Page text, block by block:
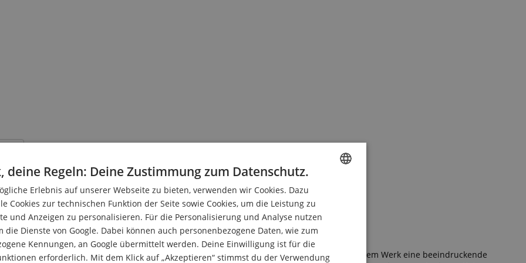
Tam Tams
Tams - Klanggewalt für die große Bühne!
in der Filmmusik oder bei modernen Kompositionen - Gongs und Tam Tams verleihen jedem Werk eine beeindruckende
DUTCH
deine Regeln: Deine Zustimmung zum Datenschutz.
Erlebnis auf unserer Webseite zu bieten, verwenden wir Cookies. Dazu
Cookies zur technischen Funktion der Seite sowie Cookies, um die Leistung zu
und Anzeigen zu personalisieren. Für die Personalisierung und Analyse nutzen
Dienste von Google. Dabei können auch personenbezogene Daten, wie zum
Kennungen, an Google übermittelt werden. Deine Einwilligung ist für die
erforderlich. Mit dem Klick auf „Akzeptieren“ stimmst du der Verwendung